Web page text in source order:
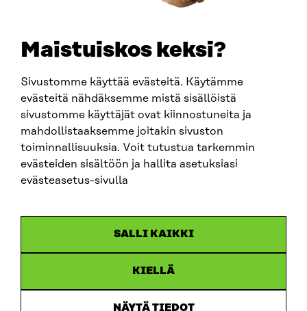
Maistuiskos keksi?
Sivustomme käyttää evästeitä. Käytämme
evästeitä nähdäksemme mistä sisällöistä
sivustomme käyttäjät ovat kiinnostuneita ja
mahdollistaaksemme joitakin sivuston
toiminnallisuuksia. Voit tutustua tarkemmin
evästeiden sisältöön ja hallita asetuksiasi
evästeasetus-sivulla
SALLI KAIKKI
KIELLÄ
NÄYTÄ TIEDOT
Östersjögatan 11–13, PB 160,
Ankomstinstruktioner
FÖRETAGS-ID
0202132-3
TELEFON
+358 294 618 991
E-POST